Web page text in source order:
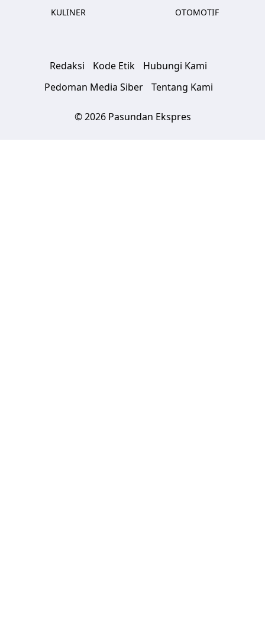
KULINER
OTOMOTIF
Redaksi Kode Etik
Hubungi Kami
Pedoman Media Siber
Tentang Kami
© 2026 Pasundan Ekspres